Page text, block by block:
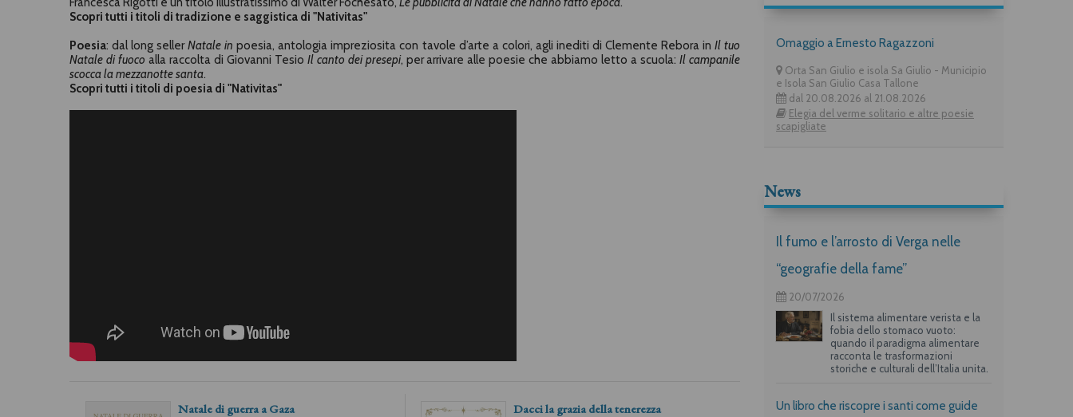
Scopri tutti i titoli di tradizione e saggistica di "Nativitas"
Poesia: dal long sellerNatale inpoesia, antologia impreziosita con tavole d’arte a colori, agli inediti di Clemente ReborainIl tuo
Natale di fuoco alla raccolta di Giovanni Tesio Il canto dei presepi, per arrivare alle poesie che abbiamo letto a scuola:Il campanile
scocca la mezzanotte santa.
Scopri tutti i titoli di poesia di "Nativitas"
Natale di guerra a Gaza Dacci la grazia della tenerezza
Omaggio a Ernesto Ragazzoni
Orta San Giulio e isola Sa Giulio - Municipio
e Isola San Giulio Casa Tallone
dal 20.08.2026 al 21.08.2026
Elegia del verme solitario e altre poesie
scapigliate
News
Il fumo e l’arrosto di Verga nelle
“geografie della fame”
20/07/2026
Il sistema alimentare verista e la
fobia dello stomaco vuoto:
quando il paradigma alimentare
racconta le trasformazioni
storiche e culturali dell’Italia unita.
Un libro che riscopre i santi come guide